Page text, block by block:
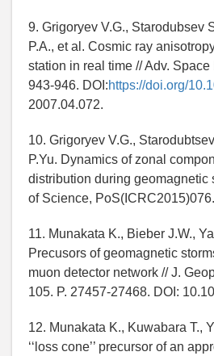
9. Grigoryev V.G., Starodubsev
P.A., et al. Cosmic ray
station in real time // Adv. Space
943-946. DOI:https://doi.org/
2007.04.072.
10. Grigoryev V.G.,
P.Yu. Dynamics of zonal
distribution during geomagnetic
of Science,
11. Munakata K., Bieber J.W.,
Precusors of geomagnetic
muon detector network // J.
105. P. 27457-27468. DOI:
12. Munakata K., Kuwabara T.,
‘‘loss cone’’ precursor of an